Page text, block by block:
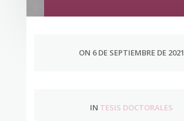
ON 6 DE SEPTIEMBRE DE 2021
IN TESIS DOCTORALES